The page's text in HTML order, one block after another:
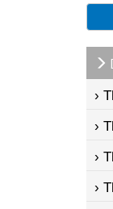
›
›
›
›